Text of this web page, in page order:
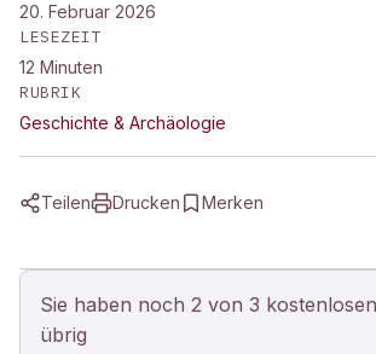
20. Februar 2026
LESEZEIT
12 Minuten
RUBRIK
Geschichte & Archäologie
Teilen Drucken Merken
Sie haben noch 2 von 3
übrig